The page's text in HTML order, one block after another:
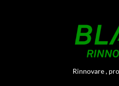
Rinnovare ,